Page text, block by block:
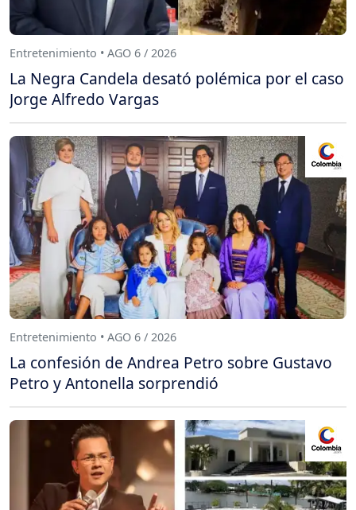
Entretenimiento • AGO 6 / 2026
La Negra Candela desató polémica por el caso
Jorge Alfredo Vargas
Entretenimiento • AGO 6 / 2026
La confesión de Andrea Petro sobre Gustavo
Petro y Antonella sorprendió